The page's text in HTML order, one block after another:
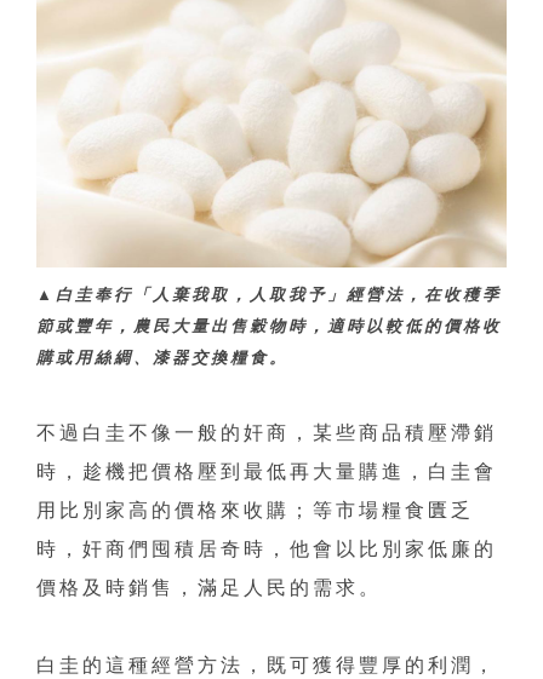
▲白圭奉行「人棄我取，人取我予」經營法，在收穫季
節或豐年，農民大量出售穀物時，適時以較低的價格收
購或用絲綢、漆器交換糧食。
不過白圭不像一般的奸商，某些商品積壓滯銷
時，趁機把價格壓到最低再大量購進，白圭會
用比別家高的價格來收購；等市場糧食匱乏
時，奸商們囤積居奇時，他會以比別家低廉的
價格及時銷售，滿足人民的需求。
白圭的這種經營方法，既可獲得豐厚的利潤，